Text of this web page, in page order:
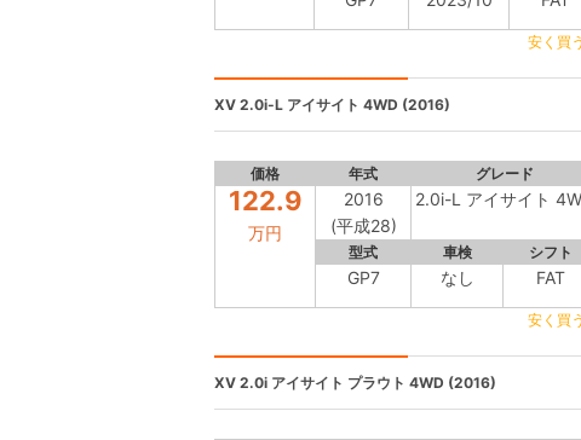
安く買
XV 2.0i-L アイサイト 4WD (2016)
価格 年式 グレード
122.9
万円
2016
(平成28)
2.0i-L アイサイト
型式 車検 シフト
GP7 なし FAT
安く買
XV 2.0i アイサイト プラウト 4WD (2016)